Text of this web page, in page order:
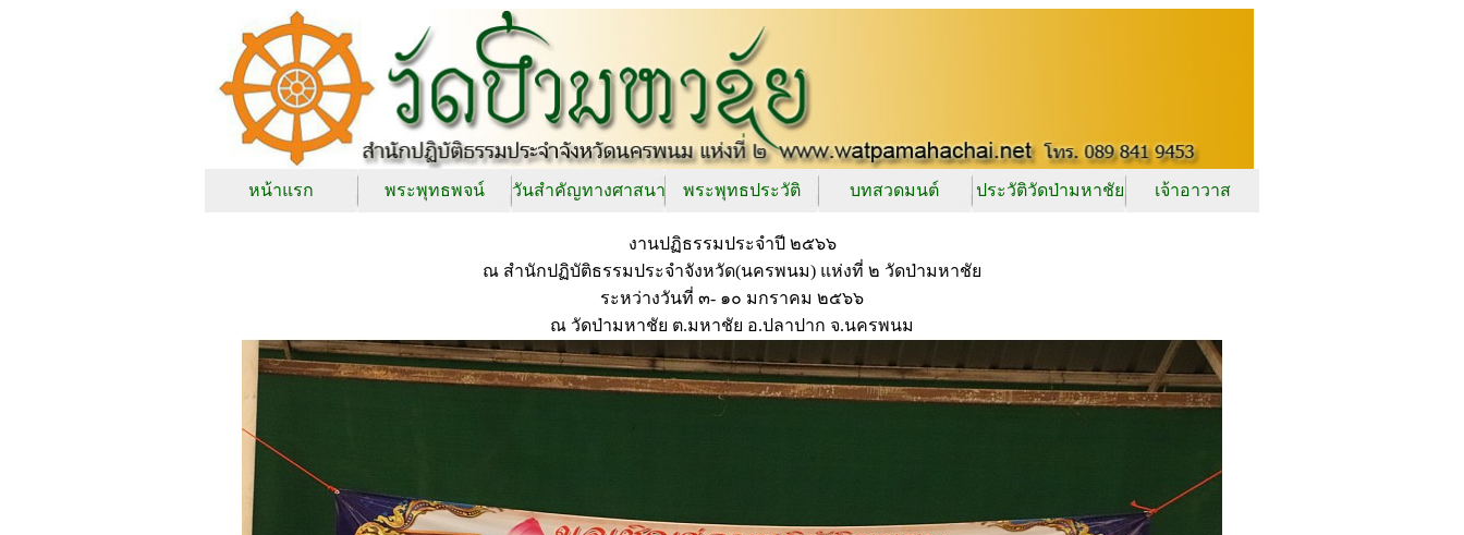
หน้าแรก พระพุทธพจน์ วันสำคัญทางศาสนา พระพุทธประวัติ บทสวดมนต์ ประวัติวัดป่ามหาชัย เจ้าอาวาส
งานปฏิธรรมประจำปี ๒๕๖๖
ณ สำนักปฏิบัติธรรมประจำจังหวัด(นครพนม) แห่งที่ ๒ วัดป่ามหาชัย
ระหว่างวันที่ ๓- ๑๐ มกราคม ๒๕๖๖
ณ วัดป่ามหาชัย ต.มหาชัย อ.ปลาปาก จ.นครพนม